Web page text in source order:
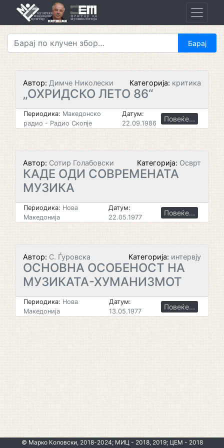
Автор: Димче Николески Категорија: критика
„ОХРИДСКО ЛЕТО 86“
Периодика: Македонско
радио - Радио Скопје
Датум:
22.09.1986
Повеќе...
Автор: Сотир Голабовски Категорија: Осврт
КАДЕ ОДИ СОВРЕМЕНАТА
МУЗИКА
Периодика: Нова
Македонија
Датум:
22.05.1977
Повеќе...
Автор: С. Ѓуровска Категорија: интервју
ОСНОВНА ОСОБЕНОСТ НА
МУЗИКАТА-ХУМАНИЗМОТ
Периодика: Нова
Македонија
Датум:
13.05.1977
Повеќе...
© Марко Коловски, 2018-2024; МИЦ - 2018, 2019; ЦЕМ - 2018